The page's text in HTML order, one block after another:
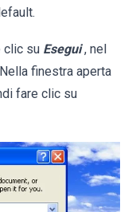
clic su Esegui , nel
finestra aperta
fare clic su